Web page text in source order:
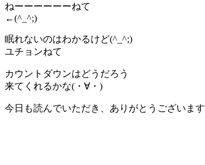
ねーーーーーーねて
←(^_^;)
眠れないのはわかるけど(^_^;)
ユチョンねて
カウントダウンはどうだろう
来てくれるかな(・∀・)
今日も読んでいただき、ありがとうございます